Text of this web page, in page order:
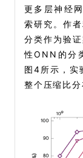
更多层神经
索研究。作
分类作为验
性ONN的分
图4所示，实
整个压缩比